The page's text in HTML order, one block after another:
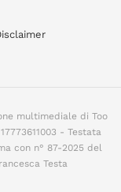
multimediale di Too
- Testata
con n° 87-2025 del
Testa